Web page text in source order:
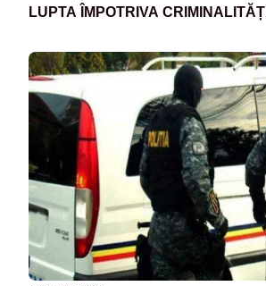
LUPTA ÎMPOTRIVA CRIMINALITĂȚII